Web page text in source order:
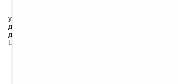
Технология Authenticated Flash от Intel,
укрепительные бастионы TrustZone, защищает
доступа и, соответственно, ее
двух технологий будет поддерживаться в
Linux и Windows CE (Windows Mobile).